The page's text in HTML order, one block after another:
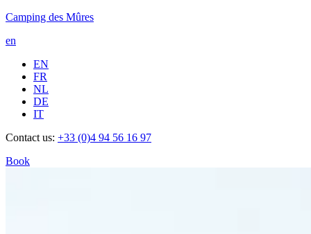
Camping des Mûres
en
EN
FR
NL
DE
IT
Contact us: +33 (0)4 94 56 16 97
Book